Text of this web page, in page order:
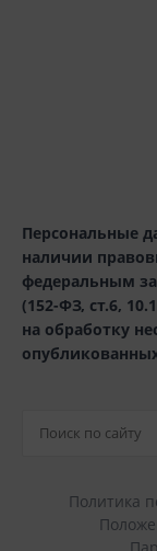
Персональные
наличии
федеральным
(152-ФЗ, ст.6,
на обработку
Политика